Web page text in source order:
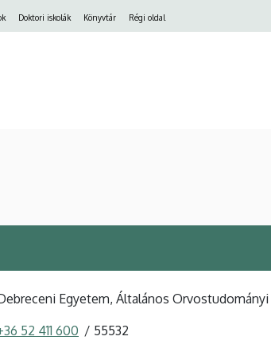
Doktori iskolák Könyvtár Régi oldal
Egyetem, Általános
52 411 600 55532